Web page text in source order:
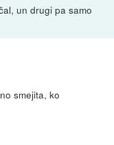
un drugi pa samo
smejita, ko